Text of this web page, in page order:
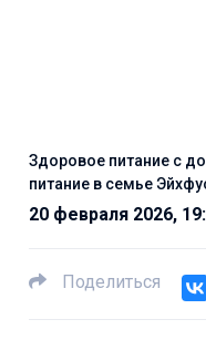
Здоровое питание с
питание в семье
20 февраля 2026,
Поделиться